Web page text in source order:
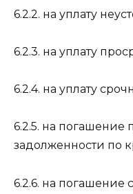
6.2.2. на уплату
6.2.3. на уплату
6.2.4. на уплату
6.2.5. на погашение
задолженности по
6.2.6. на погашение